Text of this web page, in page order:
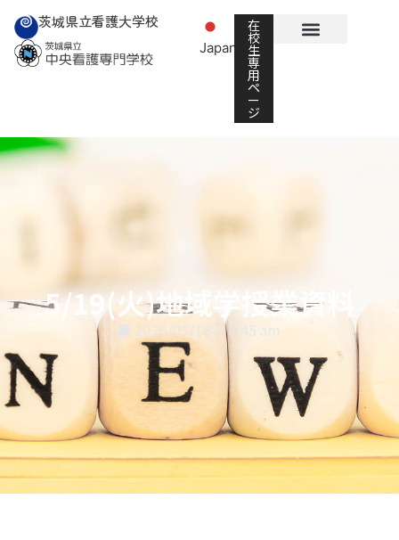
茨城県立看護大学校
Japanese
在
校
生
専
用
ペ
ー
ジ
5/19(火)地域学授業資料
2026/05/18 8:45 am